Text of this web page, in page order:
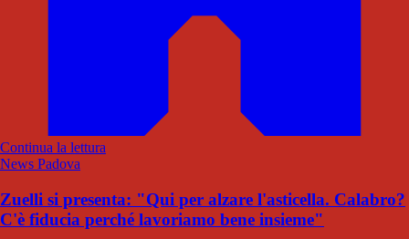
Continua la lettura
News Padova
Zuelli si presenta: "Qui per alzare l'asticella. Calabro?
C'è fiducia perché lavoriamo bene insieme"